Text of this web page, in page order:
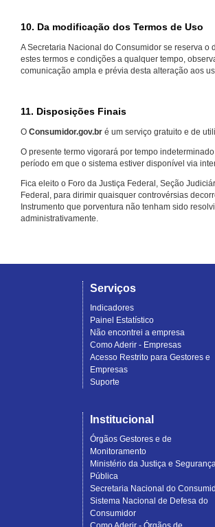
10. Da modificação dos Termos de Uso
A Secretaria Nacional do Consumidor se reserva o
estes termos e condições a qualquer tempo,
comunicação ampla e prévia desta alteração aos
11. Disposições Finais
O Consumidor.gov.br é um serviço gratuito e de
O presente termo vigorará por tempo
período em que o sistema estiver disponível via
Fica eleito o Foro da Justiça Federal, Seção
Federal, para dirimir quaisquer controvérsias
Instrumento que porventura não tenham sido
administrativamente.
Serviços
Indicadores
Painel Estatístico
Não encontrei a empresa
Como Aderir - Empresas
Acesso Restrito para Gestores e
Empresas
Suporte
Institucional
Órgãos Gestores e de
Monitoramento
Ministério da Justiça e
Pública
Secretaria Nacional do
Sistema Nacional de Defesa do
Consumidor